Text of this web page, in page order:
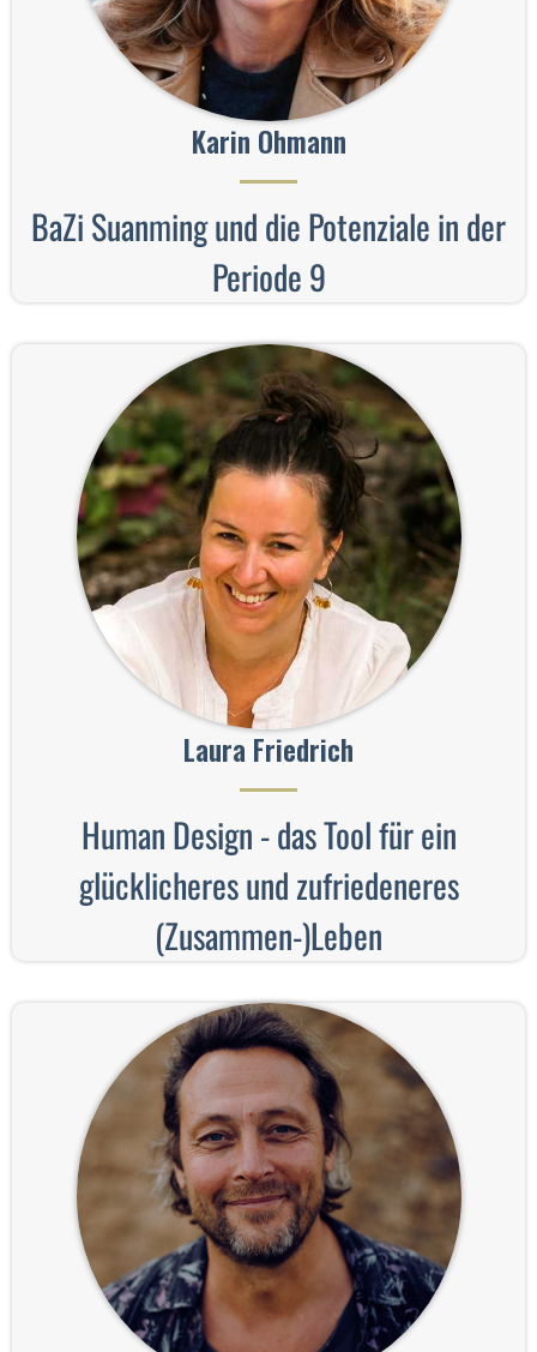
Karin Ohmann
BaZi Suanming und die Potenziale in der
Periode 9
Laura Friedrich
Human Design - das Tool für ein
glücklicheres und zufriedeneres
(Zusammen-)Leben